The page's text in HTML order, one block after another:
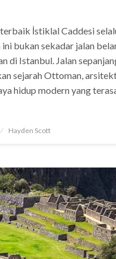
İstiklal Caddesi
ini bukan sekadar jalan
di Istanbul. Jalan
sejarah Ottoman,
hidup modern yang
Hayden Scott